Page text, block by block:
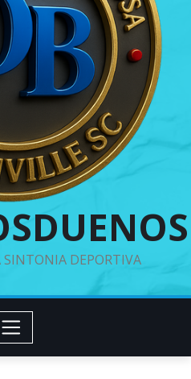
SINTONIA DEPORTIVA